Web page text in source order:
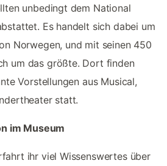
unbedingt dem National
Es handelt sich dabei um
Norwegen, und mit seinen 450
um das größte. Dort finden
Vorstellungen aus Musical,
statt.
im Museum
ihr viel Wissenswertes über